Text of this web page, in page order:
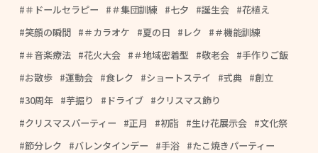
＃ドールセラピー
＃集団訓練 七夕 誕生会
花植え
笑顔の瞬間
＃カラオケ 夏の日 レク
＃機能訓練
＃音楽療法
花火大会 ＃地域密着型 敬老会
手作りご飯
お散歩
運動会 食レク ショートステイ 式典
創立
30周年
芋掘り ドライブ
クリスマス飾り
クリスマスパーティー
正月 初詣 生け花展示会
文化祭
節分レク
バレンタインデー 手浴
たこ焼きパーティー